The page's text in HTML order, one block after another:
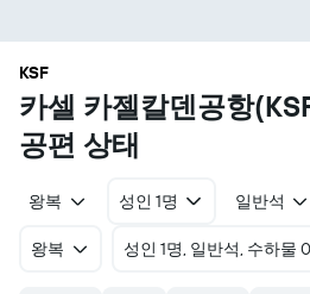
KSF
카셀 카젤칼덴공항
공편 상태
왕복 성인 1명 일반석
왕복 성인 1명, 일반석, 수하물